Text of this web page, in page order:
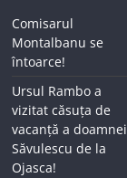
Comisarul
Montalbanu se
întoarce!
Ursul Rambo a
vizitat căsuța de
vacanță a doamnei
Săvulescu de la
Ojasca!